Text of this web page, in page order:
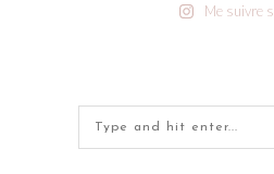
Me suivre